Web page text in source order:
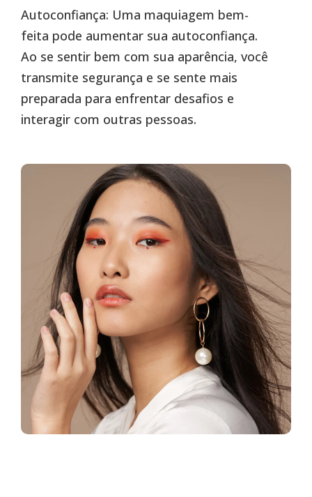
Autoconfiança: Uma maquiagem bem-
feita pode aumentar sua autoconfiança.
Ao se sentir bem com sua aparência, você
transmite segurança e se sente mais
preparada para enfrentar desafios e
interagir com outras pessoas.